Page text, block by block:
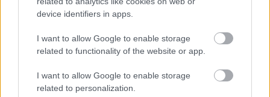
device identifiers in apps.
I want to allow Google to enable storage
related to functionality of the website or app.
I want to allow Google to enable storage
related to personalization.
hirdetnek hasonló programot, az ebből születő
előadást gyermeknap környékén mutatja be a
színház.
Forrás: MTI